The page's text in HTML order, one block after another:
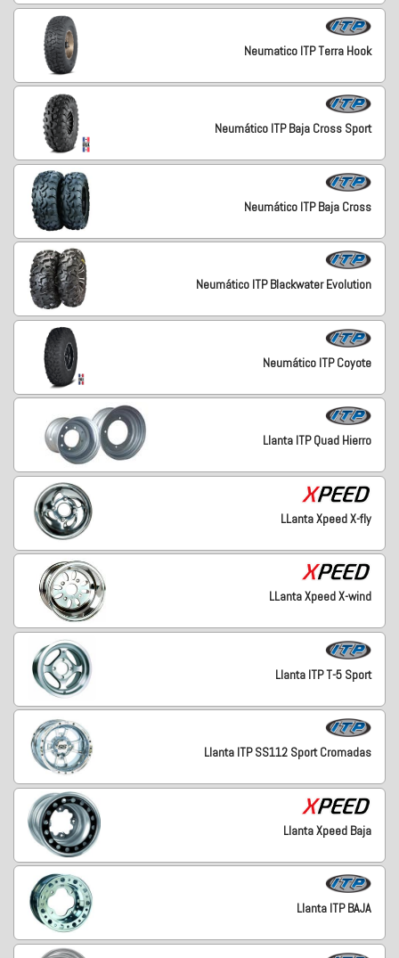
Neumatico ITP Terra Hook
Neumático ITP Baja Cross Sport
Neumático ITP Baja Cross
Neumático ITP Blackwater Evolution
Neumático ITP Coyote
Llanta ITP Quad Hierro
LLanta Xpeed X-fly
LLanta Xpeed X-wind
Llanta ITP T-5 Sport
Llanta ITP SS112 Sport Cromadas
Llanta Xpeed Baja
Llanta ITP BAJA